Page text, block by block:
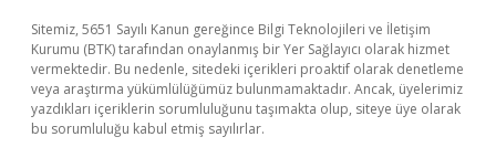
Sitemiz, 5651 Sayılı Kanun gereğince Bilgi Teknolojileri ve İletişim
Kurumu (BTK) tarafından onaylanmış bir Yer Sağlayıcı olarak hizmet
vermektedir. Bu nedenle, sitedeki içerikleri proaktif olarak denetleme
veya araştırma yükümlülüğümüz bulunmamaktadır. Ancak, üyelerimiz
yazdıkları içeriklerin sorumluluğunu taşımakta olup, siteye üye olarak
bu sorumluluğu kabul etmiş sayılırlar.